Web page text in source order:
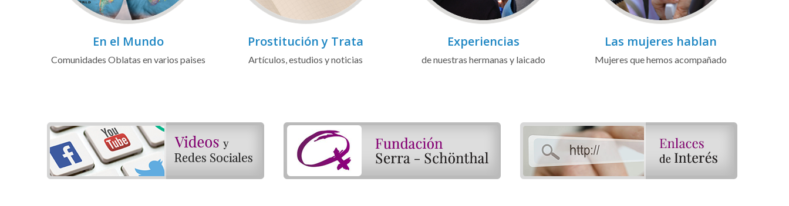
En el Mundo
Comunidades Oblatas en varios paises
Prostitución y Trata
Artículos, estudios y noticias
Experiencias
de nuestras hermanas y laicado
Las mujeres hablan
Mujeres que hemos acompañado